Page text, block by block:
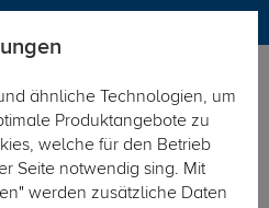
Kia Carens
ähnliche Technologien, um
Produktangebote zu
welche für den Betrieb
Seite notwendig sing. Mit
werden zusätzliche Daten